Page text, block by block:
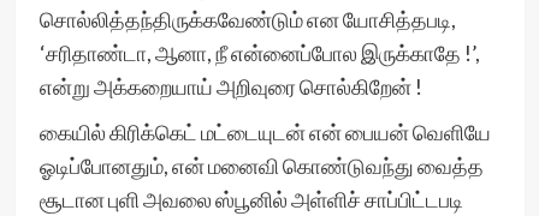
சொல்லித்தந்திருக்கவேண்டும் என யோசித்தபடி,
‘சரிதாண்டா, ஆனா, நீ என்னைப்போல இருக்காதே !’,
என்று அக்கறையாய் அறிவுரை சொல்கிறேன் !
கையில் கிரிக்கெட் மட்டையுடன் என் பையன் வெளியே
ஓடிப்போனதும், என் மனைவி கொண்டுவந்து வைத்த
சூடான புளி அவலை ஸ்பூனில் அள்ளிச் சாப்பிட்டபடி